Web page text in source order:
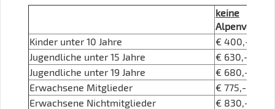
keine
Kinder unter 10 Jahre
€ 400,-
Jugendliche unter 15 Jahre
€ 630,-
Jugendliche unter 19 Jahre
€ 680,-
Erwachsene Mitglieder
€ 775,-
Erwachsene Nichtmitglieder
€ 830,-